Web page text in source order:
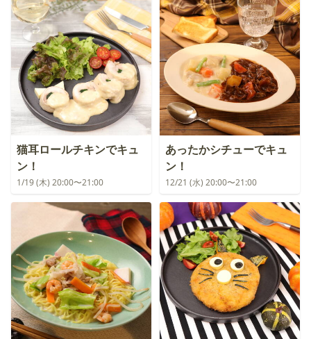
猫耳ロールチキンでキュ
ン！
1/19 (木) 20:00〜21:00
あったかシチューでキュ
ン！
12/21 (水) 20:00〜21:00